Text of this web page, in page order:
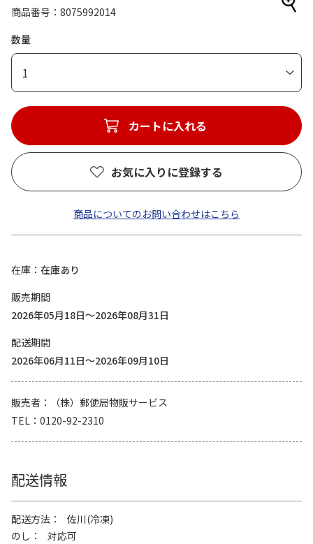
商品番号
8075992014
数量
1
カートに入れる
お気に入りに登録する
商品についてのお問い合わせはこちら
在庫
在庫あり
販売期間
2026年05月18日～2026年08月31日
配送期間
2026年06月11日～2026年09月10日
販売者
（株）郵便局物販サービス
TEL
0120-92-2310
配送情報
配送方法
佐川(冷凍)
のし
対応可